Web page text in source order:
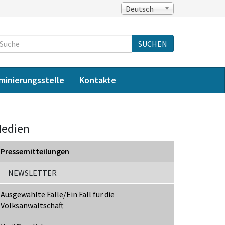
Deutsch
Suche
SUCHEN
Kontakte
Pressemitteilungen
NEWSLETTER
Ausgewählte Fälle/Ein Fall für die
Volksanwaltschaft